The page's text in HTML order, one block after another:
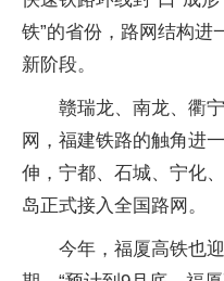
铁”的省份，路网结构进
新阶段。
赣瑞龙、南龙、衢
网，福建铁路的触角进
伸，宁都、石城、宁化
岛正式接入全国路网。
今年，福厦高铁也